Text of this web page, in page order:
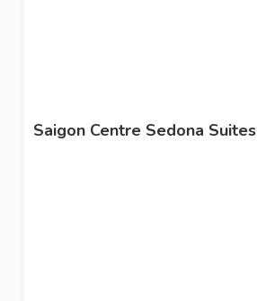
Saigon Centre Sedona Suites